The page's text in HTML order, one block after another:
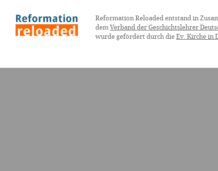
Reformation Reloaded entstand in
dem Verband der Geschichtslehrer
wurde gefördert durch die Ev. Kirche in